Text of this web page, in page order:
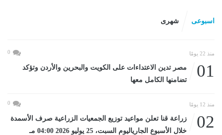
اسبوعى شهرى
منذ 22 يومًا 0
01
مصر تدين الاعتداءات على الكويت والبحرين والأردن وتؤكد
تضامنها الكامل معها
منذ 12 يومًا 0
02
زراعة قنا تعلن مواعيد توزيع الجمعيات الزراعية صرف الأسمدة
خلال الأسبوع الجارياليوم السبت، 25 يوليو 2026 04:00 مـ